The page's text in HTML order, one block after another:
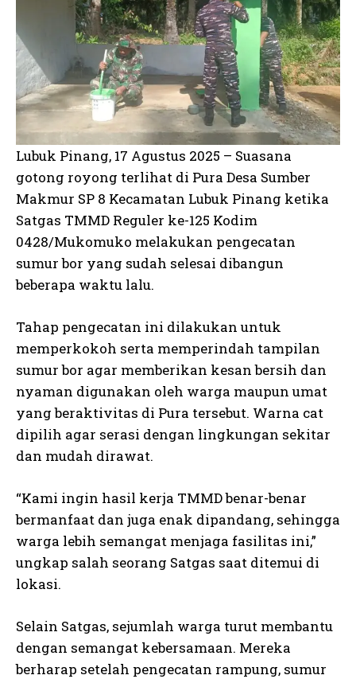
Lubuk Pinang, 17 Agustus 2025 – Suasana
gotong royong terlihat di Pura Desa Sumber
Makmur SP 8 Kecamatan Lubuk Pinang ketika
Satgas TMMD Reguler ke-125 Kodim
0428/Mukomuko melakukan pengecatan
sumur bor yang sudah selesai dibangun
beberapa waktu lalu.
Tahap pengecatan ini dilakukan untuk
memperkokoh serta memperindah tampilan
sumur bor agar memberikan kesan bersih dan
nyaman digunakan oleh warga maupun umat
yang beraktivitas di Pura tersebut. Warna cat
dipilih agar serasi dengan lingkungan sekitar
dan mudah dirawat.
“Kami ingin hasil kerja TMMD benar-benar
bermanfaat dan juga enak dipandang, sehingga
warga lebih semangat menjaga fasilitas ini,”
ungkap salah seorang Satgas saat ditemui di
lokasi.
Selain Satgas, sejumlah warga turut membantu
dengan semangat kebersamaan. Mereka
berharap setelah pengecatan rampung, sumur